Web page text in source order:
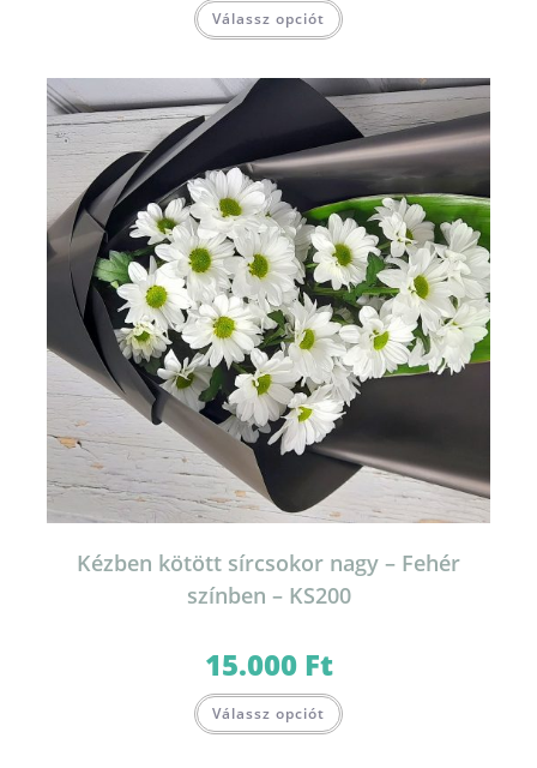
Válassz opciót
Kézben kötött sírcsokor nagy – Fehér
színben – KS200
15.000 Ft
Válassz opciót